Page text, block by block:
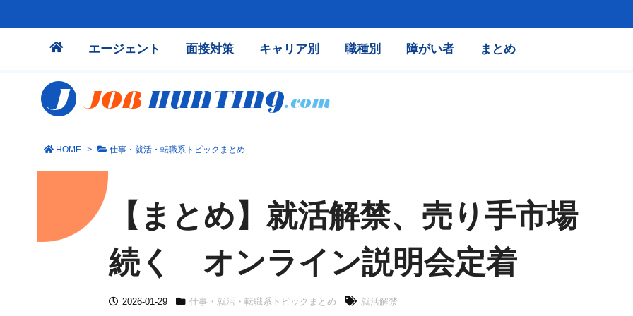
エージェント 面接対策 キャリア別 職種別 障がい者 まとめ
HOME > 仕事・就活・転職系トピックまとめ
【まとめ】就活解禁、売り手市場
続く オンライン説明会定着
2026-01-29 仕事・就活・転職系トピックまとめ 就活解禁